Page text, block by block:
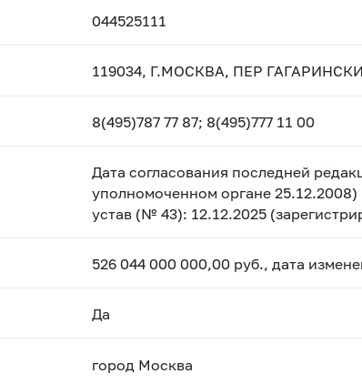
044525111
119034, Г.МОСКВА, ПЕР
8(495)787 77 87; 8(495)777 11 00
Дата согласования последней
уполномоченном органе
устав (№ 43): 12.12.2025
526 044 000 000,00 руб., дата
Да
город Москва